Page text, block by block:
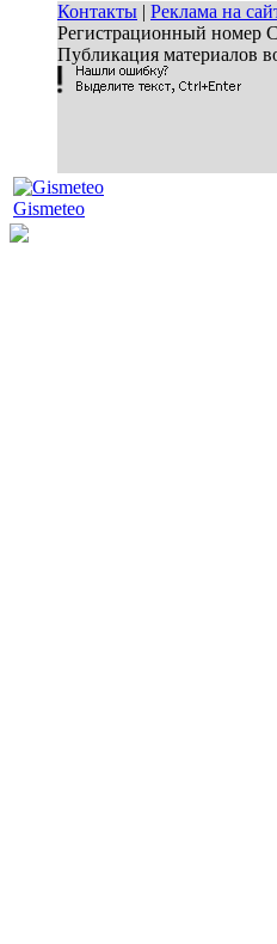
Контакты | Реклама на
Регистрационный номер
Публикация материалов
Gismeteo